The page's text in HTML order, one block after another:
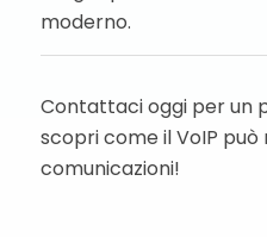
moderno.
Contattaci oggi per un
scopri come il VoIP
comunicazioni!